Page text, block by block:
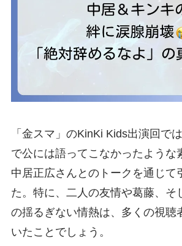
「金スマ」のKinKi Kids出演回で
で公には語ってこなかったような
中居正広さんとのトークを通じて
た。特に、二人の友情や葛藤、そ
の揺るぎない情熱は、多くの視聴
いたことでしょう。